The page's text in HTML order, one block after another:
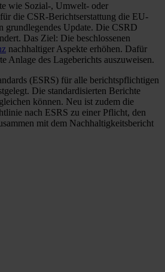
wie Sozial-, Umwelt- oder
die CSR-Berichtserstattung die EU-
Update. Die CSRD
Das Ziel: Die beschlossenen
nachhaltiger Aspekte erhöhen. Dafür
Anlage des Lageberichts auszuweisen.
(ESRS) für alle berichtspflichtigen
Die standardisierten Berichte
können. Neu ist zudem die
nach ESRS zu einer Pflicht, den
mit dem Nachhaltigkeitsbericht